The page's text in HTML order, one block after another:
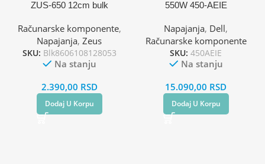
ZUS-650 12cm bulk
Računarske komponente,
Napajanja, Zeus
SKU: Blk8606108128053
Na stanju
2.390,00 RSD
Dodaj U Korpu
550W 450-AEIE
Napajanja, Dell,
Računarske komponente
SKU: 450AEIE
Na stanju
15.090,00 RSD
Dodaj U Korpu